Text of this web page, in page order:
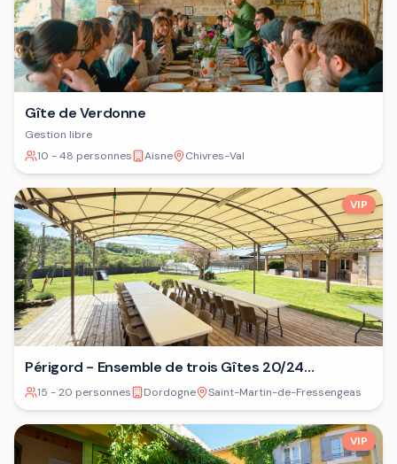
Gîte de Verdonne
Gestion libre
10 - 48 personnes
Aisne Chivres-Val
VIP
Périgord - Ensemble de trois Gîtes 20/24
personnes⁷
15 - 20 personnes Dordogne Saint-Martin-de-Fressengeas
VIP